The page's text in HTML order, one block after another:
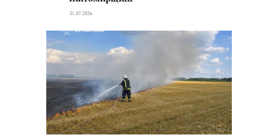
31.07.2026